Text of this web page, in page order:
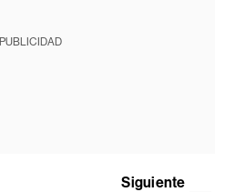
PUBLICIDAD
Siguiente